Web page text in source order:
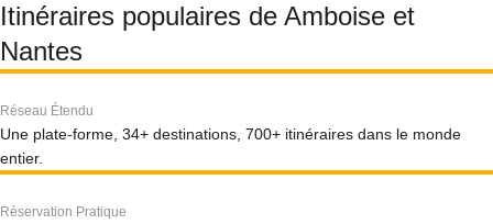
Itinéraires populaires de Amboise et
Nantes
Réseau Étendu
Une plate-forme, 34+ destinations, 700+ itinéraires dans le monde
entier.
Réservation Pratique